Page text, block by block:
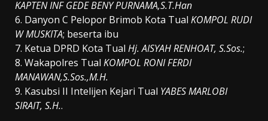
KAPTEN INF GEDE BENY PURNAMA,S.T.Han
6. Danyon C Pelopor Brimob Kota Tual KOMPOL RUDI
W MUSKITA; beserta ibu
7. Ketua DPRD Kota Tual Hj. AISYAH RENHOAT, S.Sos.;
8. Wakapolres Tual KOMPOL RONI FERDI
MANAWAN,S.Sos.,M.H.
9. Kasubsi II Intelijen Kejari Tual YABES MARLOBI
SIRAIT, S.H..